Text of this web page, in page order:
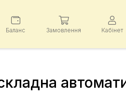
Баланс Замовлення Кабінет